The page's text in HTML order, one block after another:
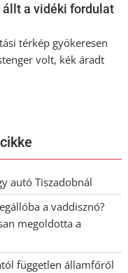
a vidéki fordulat
térkép gyökeresen
volt, kék áradt
autó Tiszadobnál
a vaddisznó?
megoldotta a
független államfőről